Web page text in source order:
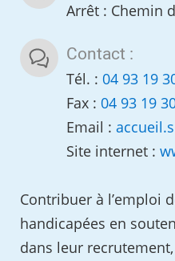
Arrêt : Chemin
Contact :
Tél. : 04 93 19
Fax : 04 93 19
Email :
Site internet :
Contribuer à l’emploi
handicapées en
dans leur